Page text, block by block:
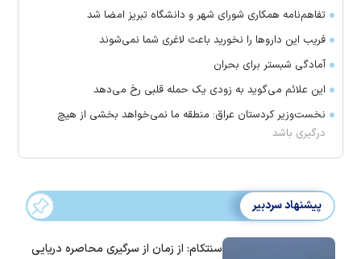
تفاهم‌نامه همکاری شورای شهر و دانشگاه تبریز امضا شد
فریب این دارو‌ها را نخورید باعث لاغری شما نمی‌شوند
آمادگی شبستر برای بحران
این علائم می‌گوید به زودی یک حمله قلبی رخ می‌دهد
نخست‌وزیر کردستان عراق: منطقه ما نمی‌خواهد بخشی از هیچ
درگیری باشد
پیشنهاد سردبیر
سنتکام: از زمان از سرگیری محاصره دریایی